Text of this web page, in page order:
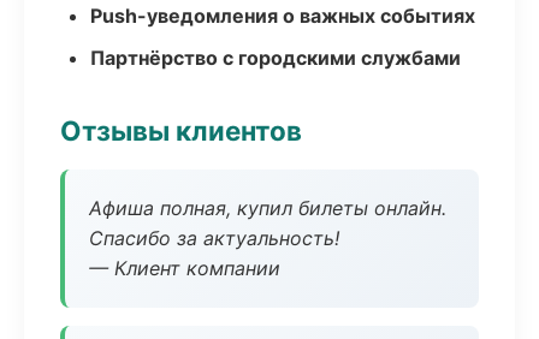
Push-уведомления о важных событиях
Партнёрство с городскими службами
Отзывы клиентов
Афиша полная, купил билеты онлайн.
Спасибо за актуальность!
— Клиент компании